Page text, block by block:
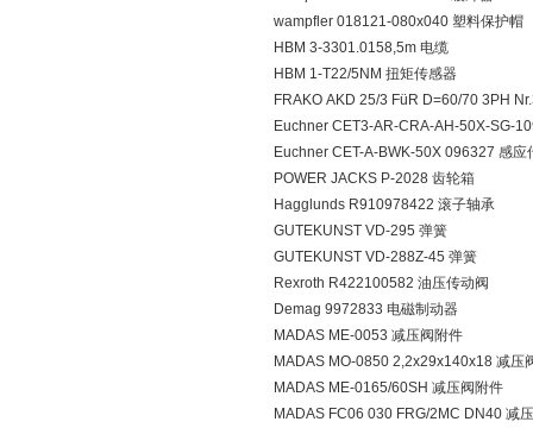
wampfler 018121-080x040 塑料保护帽
HBM 3-3301.0158,5m 电缆
HBM 1-T22/5NM 扭矩传感器
FRAKO AKD 25/3 FüR D=60/70 3PH
Euchner CET3-AR-CRA-AH-50X-SG-
Euchner CET-A-BWK-50X 096327 感应
POWER JACKS P-2028 齿轮箱
Hagglunds R910978422 滚子轴承
GUTEKUNST VD-295 弹簧
GUTEKUNST VD-288Z-45 弹簧
Rexroth R422100582 油压传动阀
Demag 9972833 电磁制动器
MADAS ME-0053 减压阀附件
MADAS MO-0850 2,2x29x140x18 减压
MADAS ME-0165/60SH 减压阀附件
MADAS FC06 030 FRG/2MC DN40 减